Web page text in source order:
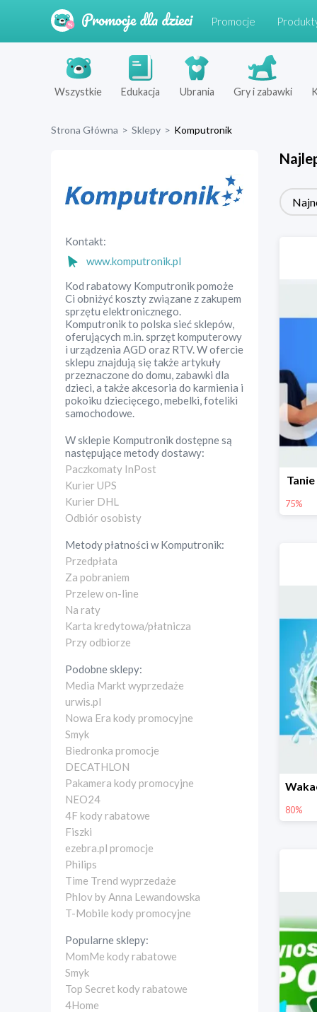
Promocje
Wszystkie Edukacja Ubrania Gry i zabawki
Strona Główna > Sklepy > Komputronik
Kontakt:
www.komputronik.pl
Kod rabatowy Komputronik pomoże
Ci obniżyć koszty związane z zakupem
sprzętu elektronicznego.
Komputronik to polska sieć sklepów,
oferujących m.in. sprzęt komputerowy
i urządzenia AGD oraz RTV. W ofercie
sklepu znajdują się także artykuły
przeznaczone do domu, zabawki dla
dzieci, a także akcesoria do karmienia i
pokoiku dziecięcego, mebelki, foteliki
samochodowe.
W sklepie Komputronikdostępne są
następujące metody dostawy:
Paczkomaty InPost
Kurier UPS
Kurier DHL
Odbiór osobisty
Metody płatności wKomputronik:
Przedpłata
Za pobraniem
Przelew on-line
Na raty
Karta kredytowa/płatnicza
Przy odbiorze
Podobne sklepy:
Media Markt wyprzedaże
urwis.pl
Nowa Era kody promocyjne
Smyk
Biedronka promocje
DECATHLON
Pakamera kody promocyjne
NEO24
4F kody rabatowe
Fiszki
ezebra.pl promocje
Philips
Time Trend wyprzedaże
Phlov by Anna Lewandowska
T-Mobile kody promocyjne
Popularne sklepy:
MomMe kody rabatowe
Smyk
Top Secret kody rabatowe
4Home
75%
80%